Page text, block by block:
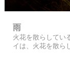
雨
火花を散らしてい
イは、火花を散ら